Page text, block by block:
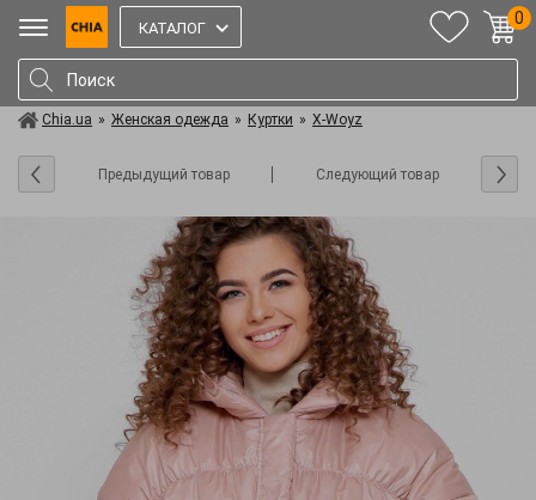
КАТАЛОГ
0
Chia.ua » Женская одежда » Куртки » X-Woyz
Предыдущий товар Следующий товар